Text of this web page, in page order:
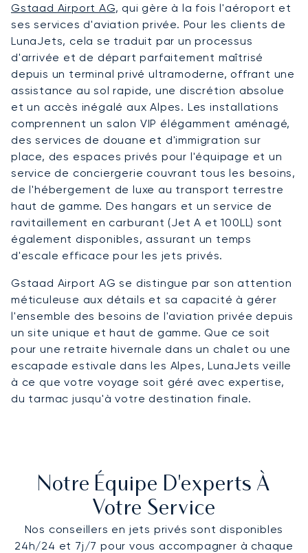
Gstaad Airport AG, qui gère à la fois l'aéroport et
ses services d'aviation privée. Pour les clients de
LunaJets, cela se traduit par un processus
d'arrivée et de départ parfaitement maîtrisé
depuis un terminal privé ultramoderne, offrant une
assistance au sol rapide, une discrétion absolue
et un accès inégalé aux Alpes. Les installations
comprennent un salon VIP élégamment aménagé,
des services de douane et d'immigration sur
place, des espaces privés pour l'équipage et un
service de conciergerie couvrant tous les besoins,
de l'hébergement de luxe au transport terrestre
haut de gamme. Des hangars et un service de
ravitaillement en carburant (Jet A et 100LL) sont
également disponibles, assurant un temps
d'escale efficace pour les jets privés.
Gstaad Airport AG se distingue par son attention
méticuleuse aux détails et sa capacité à gérer
l'ensemble des besoins de l'aviation privée depuis
un site unique et haut de gamme. Que ce soit
pour une retraite hivernale dans un chalet ou une
escapade estivale dans les Alpes, LunaJets veille
à ce que votre voyage soit géré avec expertise,
du tarmac jusqu'à votre destination finale.
Notre Équipe D'experts À
Votre Service
Nos conseillers en jets privés sont disponibles
24h/24 et 7j/7 pour vous accompagner à chaque